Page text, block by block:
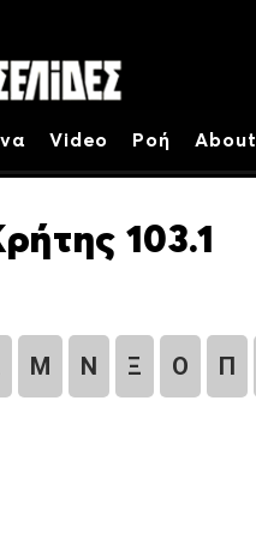
Video Ροή About
103.1
Μ Ν Ξ Ο Π